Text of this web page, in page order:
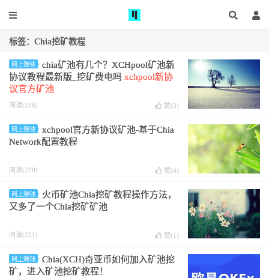
标签：Chia挖矿教程
网上赚钱
chia矿池有几个？XCHpool矿池新
协议教程最新版_挖矿费电吗 xchpool新协
议官方矿池
阅读(216) 赞(3)
网上赚钱
xchpool官方新协议矿池-基于Chia
Network配置教程
阅读(230) 赞(4)
网上赚钱
⽕币矿池Chia挖矿教程操作方法，
又多了一个Chia挖矿矿池
阅读(221) 赞(1 )
网上赚钱
Chia(XCH)奇亚币如何加入矿池挖
矿，进入矿池挖矿教程！